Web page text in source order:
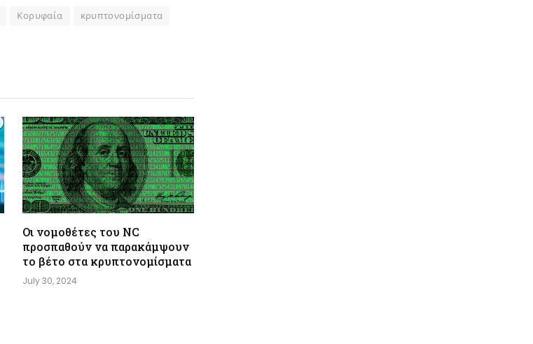
Κορυφαία
κρυπτονομίσματα
Οι νομοθέτες του NC
προσπαθούν να παρακάμψουν
το βέτο στα κρυπτονομίσματα
July 30, 2024